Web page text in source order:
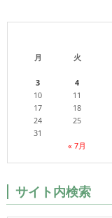
月
火
« 7月
3
4
10
11
17
18
24
25
31
サイト内検索